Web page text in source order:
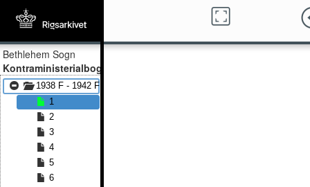
Bethlehem Sogn
Kontraministerialbog
1938 F - 1942 F
1
2
3
4
5
6